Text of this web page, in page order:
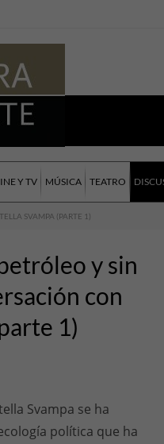
Y TV MÚSICA TEATRO
SVAMPA (PARTE 1)
y sin
con
1)
Svampa se ha
política que ha